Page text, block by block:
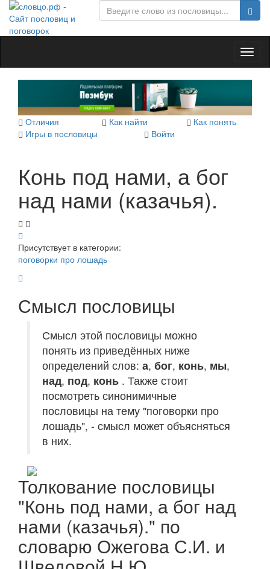
Отличия Как найти
Как понять
Игры в пословицы
Войти
Конь под нами, а бог
над нами (казачья).
Присутствует в категории:
поговорки про лошадь
Смысл пословицы
Смысл этой пословицы можно
понять из приведённых ниже
определений слов: а, бог, конь, мы,
над, под, конь . Также стоит
посмотреть синонимичные
пословицы на тему "поговорки про
лошадь", - смысл может объясняться
в них.
Толкование пословицы
"Конь под нами, а бог над
нами (казачья)." по
словарю Ожегова С.И. и